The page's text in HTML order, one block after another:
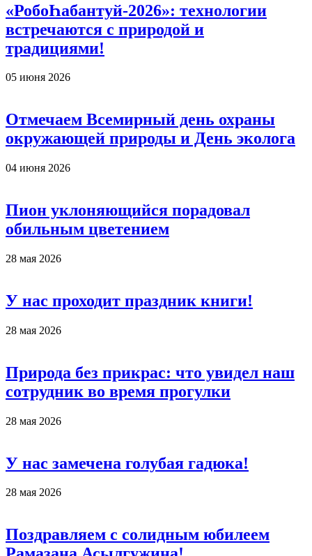
«РобоҺабантуй-2026»: технологии
встречаются с природой и
традициями!
05 июня 2026
Отмечаем Всемирный день охраны
окружающей природы и День эколога
04 июня 2026
Пион уклоняющийся порадовал
обильным цветением
28 мая 2026
У нас проходит праздник книги!
28 мая 2026
Природа без прикрас: что увидел наш
сотрудник во время прогулки
28 мая 2026
У нас замечена голубая гадюка!
28 мая 2026
Поздравляем с солидным юбилеем